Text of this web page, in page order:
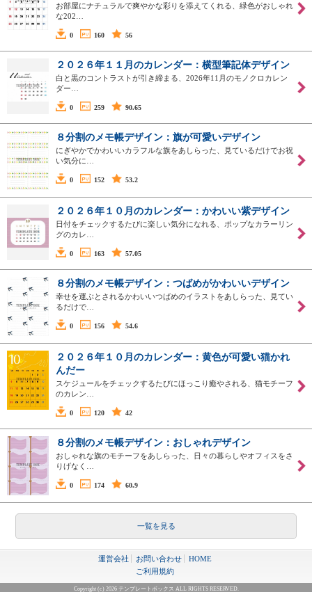
お部屋にナチュラルで爽やかな彩りを添えてくれる、緑色がおしゃれ
な202…
0 160 56
２０２６年１１月のカレンダー：横型筆記体デザイン
白と黒のコントラストが引き締まる、2026年11月のモノクロカレン
ダー…
0 259 90.65
８分割のメモ帳デザイン：旗が可愛いデザイン
にぎやかでかわいいカラフルな旗をあしらった、見ているだけでお祝
い気分に…
0 152 53.2
２０２６年１０月のカレンダー：かわいい紫デザイン
日付をチェックするたびに楽しい気分になれる、ポップなカラーリン
グのカレ…
0 163 57.05
８分割のメモ帳デザイン：つばめがかわいいデザイン
幸せを運ぶとされるかわいいつばめのイラストをあしらった、見てい
るだけで…
0 156 54.6
２０２６年１０月のカレンダー：黄色が可愛い猫かれ
んだー
スケジュールをチェックするたびにほっこり癒やされる、猫モチーフ
のカレン…
0 120 42
８分割のメモ帳デザイン：おしゃれデザイン
おしゃれな旗のモチーフをあしらった、日々の暮らしやオフィスをさ
りげなく…
0 174 60.9
一覧を見る
運営会社 お問い合わせ
HOME
ご利用規約
Copyright (c) 2026 テンプレートボックス ALL RIGHTS RESERVED.